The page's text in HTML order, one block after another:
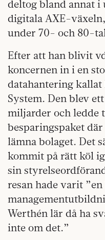
deltog bland annat i
digitala AXE-
under 70- och 80-
Efter att han blivit
koncernen in i en
datahantering
System. Den blev
miljarder och ledde
besparingspaket
lämna bolaget. Det
kommit på rätt köl
sin
resan hade varit
Werthén lär då ha
inte om det.”